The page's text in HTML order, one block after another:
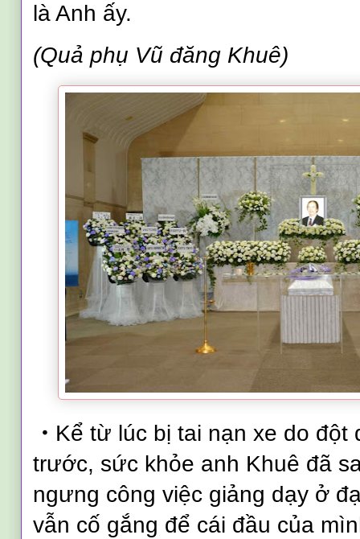
là Anh ấy.
(Quả phụ Vũ đăng Khuê)
・ Kể từ lúc bị tai nạn xe do đột
trước, sức khỏe anh Khuê đã
ngưng công việc giảng dạy ở
vẫn cố gắng để cái đầu của